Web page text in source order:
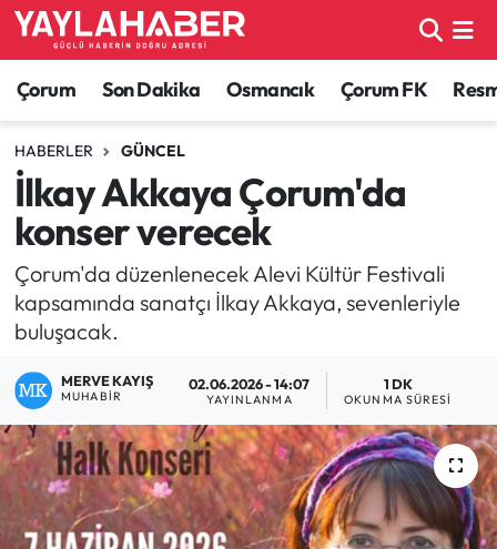
Çorum Son Dakika Osmancık Çorum FK
HABERLER GÜNCEL
İlkay Akkaya Çorum'da
konser verecek
Çorum'da düzenlenecek Alevi Kültür Festivali
kapsamında sanatçı İlkay Akkaya, sevenleriyle
buluşacak.
MERVE KAYIŞ
MUHABIR
02.06.2026 - 14:07
YAYINLANMA
1 DK
OKUNMA SÜRESI
Alaca Haberleri
Bayat Haberleri
Bilgi - Keşfet Haberleri
Bilim ve Teknoloji
Boğazkale Haberleri
Çorum Son Dakika Haberleri
Dodurga Haberleri
Eğitim
Çorum Nöbetçi Eczaneler
Çorum Hava Durumu
Çorum Namaz Vakitleri
Çorum Trafik Yoğunluk Haritası
TFF 1.Lig Puan Durumu ve Fikstür
Son Dakika Haberleri
Haber Arşivi